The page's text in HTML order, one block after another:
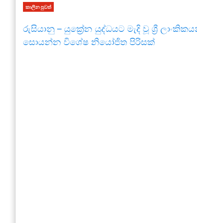
කාලීන පුවත්
රුසියානු – යුක්‍රේන යුද්ධයට මැදි වූ ශ්‍රී
සොයන්න විශේෂ නියෝජිත පිරිසක්